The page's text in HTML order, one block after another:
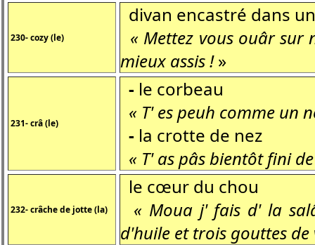
230- cozy (le)
divan encastré dans
« Mettez vous ouâr sur
mieux assis !»
231- crâ (le)
- le corbeau
« T' es peuh comme un
- la crotte de nez
« T' as pâs bientôt fini
232- crâche de jotte (la)
le cœur du chou
« Moua j' fais d' la
d'huile et trois gouttes